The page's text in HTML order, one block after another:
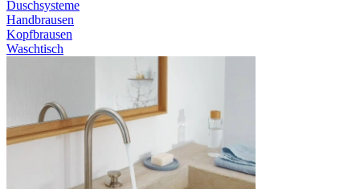
Duschsysteme
Handbrausen
Kopfbrausen
Waschtisch